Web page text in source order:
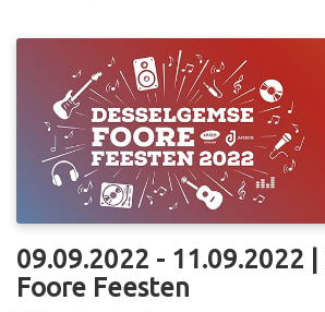
09.09.2022 - 11.09.2022
Foore Feesten